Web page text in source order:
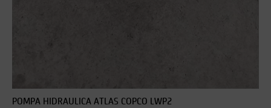
POMPA HIDRAULICA ATLAS COPCO LWP2